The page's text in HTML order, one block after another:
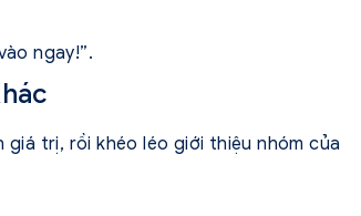
ngay!”.
giá trị, rồi khéo léo giới thiệu nhóm của